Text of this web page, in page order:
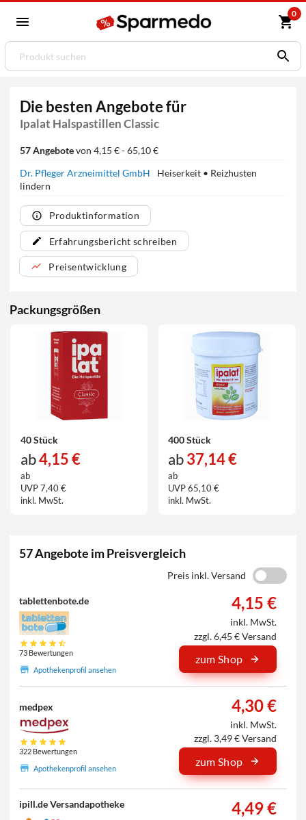
0
Die besten Angebote für
Ipalat Halspastillen Classic
57 Angebotevon 4,15 € - 65,10 €
Dr. Pfleger Arzneimittel GmbH
Heiserkeit • Reizhusten
lindern
Produktinformation
Erfahrungsbericht schreiben
Preisentwicklung
Packungsgrößen
40 Stück
ab4,15 €
ab
UVP 7,40 €
inkl. MwSt.
400 Stück
ab37,14 €
ab
UVP 65,10 €
inkl. MwSt.
57 Angebote im Preisvergleich
Preis inkl. Versand
tablettenbote.de
73 Bewertungen
Apothekenprofil ansehen
4,15 €
inkl. MwSt.
zzgl. 6,45 € Versand
zum Shop
medpex
322 Bewertungen
Apothekenprofil ansehen
4,30 €
inkl. MwSt.
zzgl. 3,49 € Versand
zum Shop
ipill.de Versandapotheke 4,49 €